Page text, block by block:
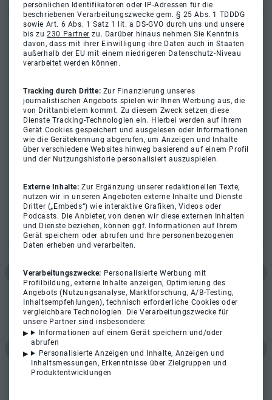
persönlichen Identifikatoren oder IP-Adressen für die
beschriebenen Verarbeitungszwecke gem. § 25 Abs. 1 TDDDG
sowie Art. 6 Abs. 1 Satz 1 lit. a DS-GVO durch uns und unsere
bis zu230 Partner zu. Darüber hinaus nehmen Sie Kenntnis
davon, dass mit ihrer Einwilligung ihre Daten auch in Staaten
außerhalb der EU mit einem niedrigeren Datenschutz-Niveau
verarbeitet werden können.
Tracking durch Dritte: Zur Finanzierung unseres
journalistischen Angebots spielen wir Ihnen Werbung aus, die
von Drittanbietern kommt. Zu diesem Zweck setzen diese
Dienste Tracking-Technologien ein. Hierbei werden auf Ihrem
Gerät Cookies gespeichert und ausgelesen oder Informationen
wie die Gerätekennung abgerufen, um Anzeigen und Inhalte
über verschiedene Websites hinweg basierend auf einem Profil
und der Nutzungshistorie personalisiert auszuspielen.
Externe Inhalte:Zur Ergänzung unserer redaktionellen Texte,
nutzen wir in unseren Angeboten externe Inhalte und Dienste
Dritter („Embeds“) wie interaktive Grafiken, Videos oder
Podcasts. Die Anbieter, von denen wir diese externen Inhalten
und Dienste beziehen, können ggf. Informationen auf Ihrem
Gerät speichern oder abrufen und Ihre personenbezogenen
Daten erheben und verarbeiten.
Verarbeitungszwecke: Personalisierte Werbung mit
Profilbildung, externe Inhalte anzeigen, Optimierung des
Angebots (Nutzungsanalyse, Marktforschung, A/B-Testing,
Inhaltsempfehlungen), technisch erforderliche Cookies oder
vergleichbare Technologien. Die Verarbeitungszwecke für
unsere Partner sind insbesondere:
Informationen auf einem Gerät speichern und/oder
abrufen
Personalisierte Anzeigen und Inhalte, Anzeigen und
Inhaltsmessungen, Erkenntnisse über Zielgruppen und
Produktentwicklungen